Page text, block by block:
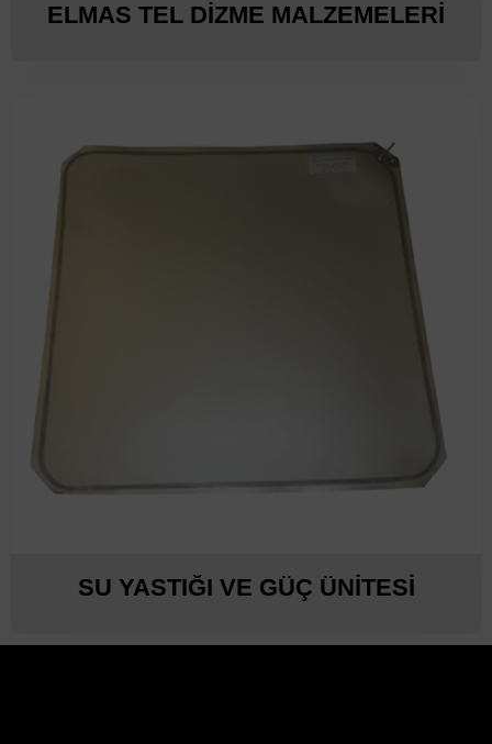
ELMAS TEL DİZME MALZEMELERİ
SU YASTIĞI VE GÜÇ ÜNİTESİ